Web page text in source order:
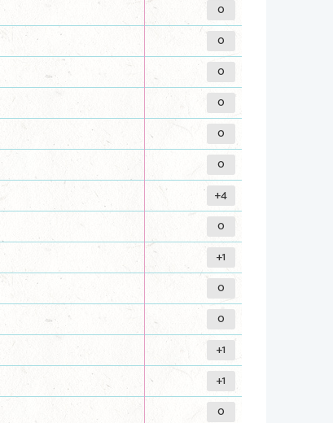
0
0
0
0
0
0
+4
0
+1
0
0
+1
+1
0